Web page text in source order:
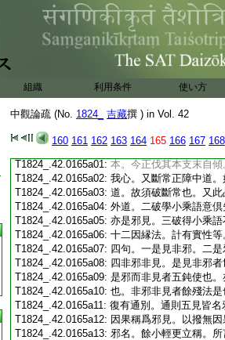
組織 利用条件 使い方
中觀論疏 (No. 1824_ 吉藏撰 ) in Vol. 42
160 161 162 163 164 165 166 167 168
T1824_.42.0164c19:下結云。此是決定義。決
T1824_.42.0164c20: 定無即離二我。二者決定
T1824_.42.0164c21:問論主何故唱決定耶。答
T1824_.42.0164c22:
衆生決定破我心。二者諸
小乘義。故須唱決定也
T1824_.42.0164c24:子計我薩婆多計定法。
T1824_.42.0164c25:無我無法。問破我有文。
T1824_.42.0164c26:下偈破生死無始破常法。
T1824_.42.0164c27:無常非常非無常。此四句
T1824_.42.0164c28: 決定無法也。問此品何
T1824_.42.0165a01: 本。今正伐其本支末自
T1824_.42.0165a02: 我心。又斷常正障中道
T1824_.42.0165a03: 道。故須破斷常也。又
T1824_.42.0165a04: 外道。二破學小乘語意
T1824_.42.0165a05: 亦是邪見。三破得小乘
T1824_.42.0165a06: 十二因縁法。計有實性
T1824_.42.0165a07: 四句。一是見非邪。二是
T1824_.42.0165a08: 四非邪非見。是見非邪者
T1824_.42.0165a09: 是邪而非見者五鈍使也
T1824_.42.0165a10: 也。非邪非見者餘殘法
T1824_.42.0165a11: 復有通別。通則五見皆
T1824_.42.0165a12: 因果稱爲邪見。以撥無
T1824_.42.0165a13: 邪名。餘小輕更立稱。